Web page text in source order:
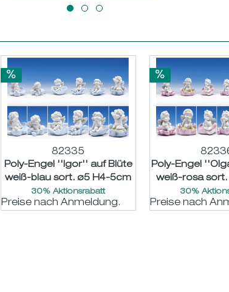
82335
Poly-Engel ''Igor'' auf Blüte
weiß-blau sort. ø5 H4-5cm
30% Aktionsrabatt
Preise nach Anmeldung.
Poly-Engel
weiß-rosa
5cm
30%
Preise nach